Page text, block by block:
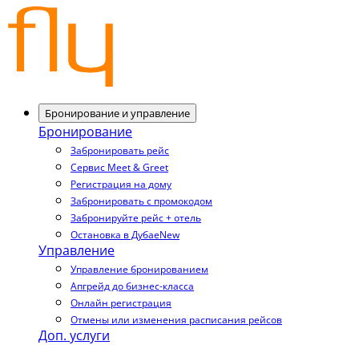
Бронирование и управление
Бронирование
Забронировать рейс
Сервис Meet & Greet
Регистрация на дому
Забронировать с промокодом
Забронируйте рейс + отель
Остановка в ДубаеNew
Управление
Управление бронированием
Апгрейд до бизнес-класса
Онлайн регистрация
Отмены или изменения расписания рейсов
Доп. услуги